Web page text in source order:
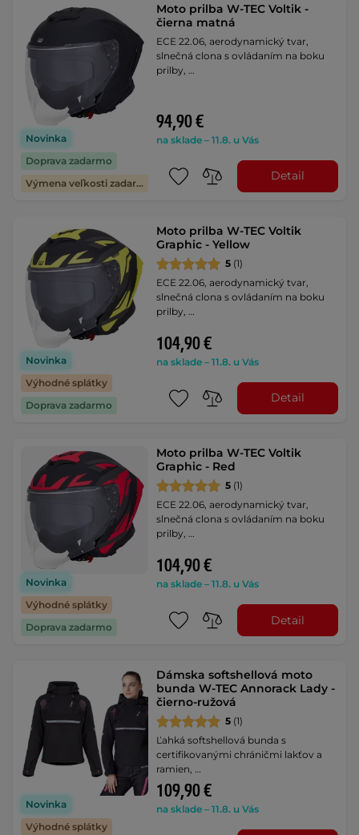
Novinka
Doprava zadarmo
Výmena veľkosti zadarmo
Moto prilba W-TEC Voltik -
čierna matná
ECE 22.06, aerodynamický tvar,
slnečná clona s ovládaním na boku
prilby, …
94,90 €
na sklade – 11.8. u Vás
Detail
Novinka
Výhodné splátky
Doprava zadarmo
Moto prilba W-TEC Voltik
Graphic - Yellow
5 (1)
ECE 22.06, aerodynamický tvar,
slnečná clona s ovládaním na boku
prilby, …
104,90 €
na sklade – 11.8. u Vás
Detail
Novinka
Výhodné splátky
Doprava zadarmo
Moto prilba W-TEC Voltik
Graphic - Red
5 (1)
ECE 22.06, aerodynamický tvar,
slnečná clona s ovládaním na boku
prilby, …
104,90 €
na sklade – 11.8. u Vás
Detail
Novinka
Výhodné splátky
Dámska softshellová moto
bunda W-TEC Annorack Lady -
čierno-ružová
5 (1)
Ľahká softshellová bunda s
certifikovanými chráničmi lakťov a
ramien, …
109,90 €
na sklade – 11.8. u Vás